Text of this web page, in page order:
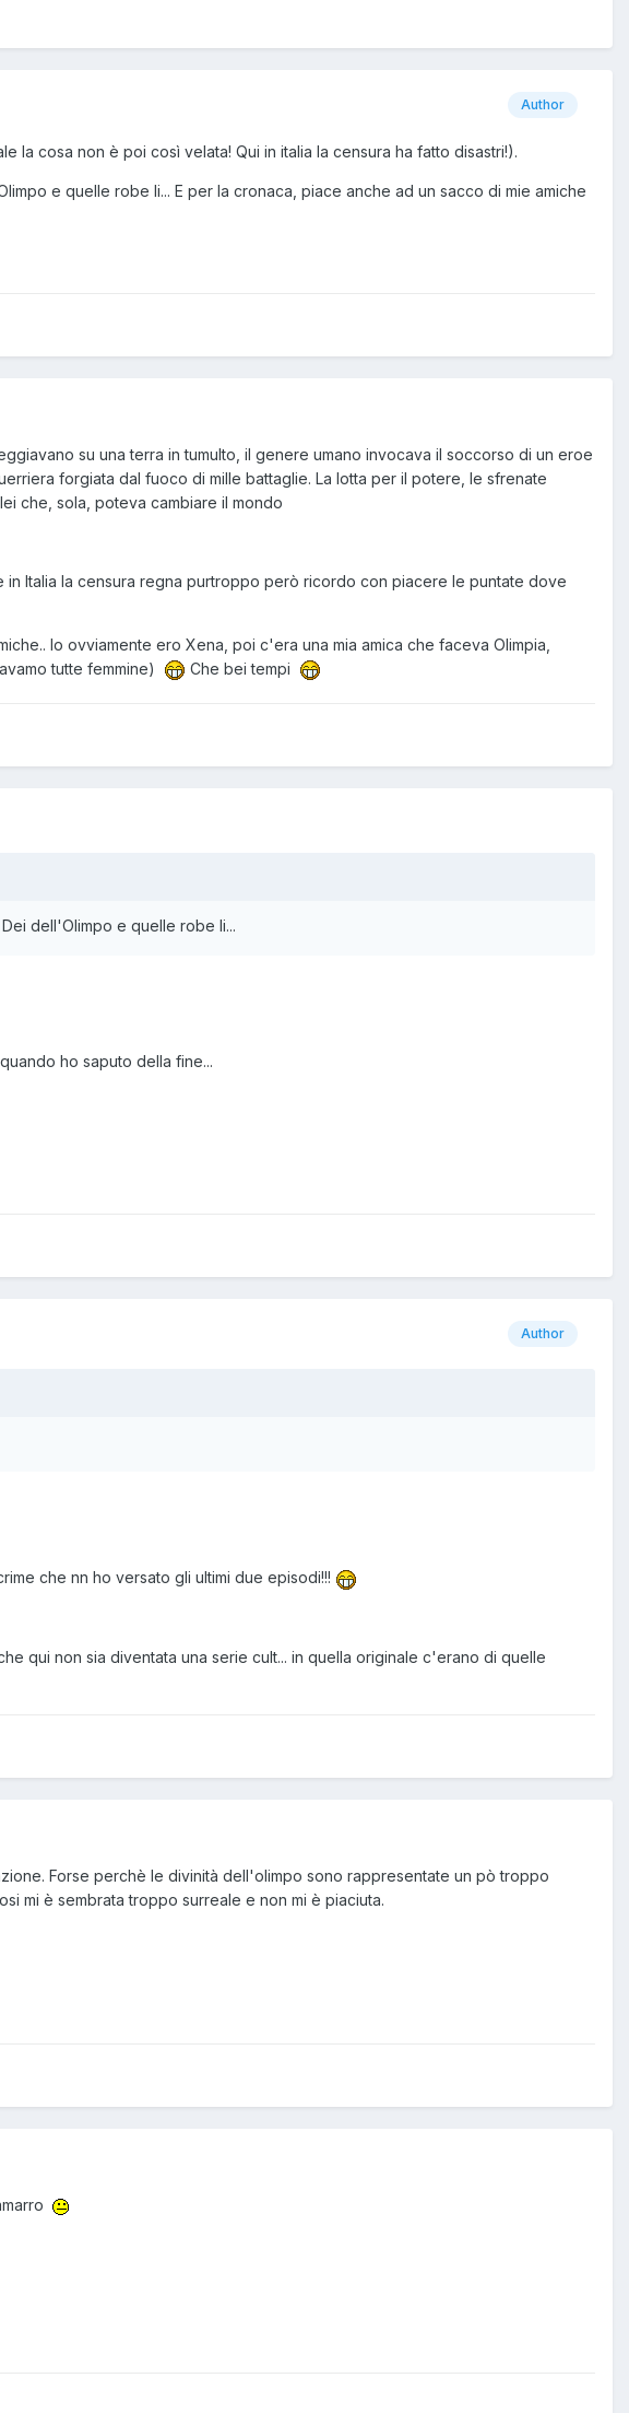
Author
la cosa non è poi così velata! Qui in italia la censura ha fatto disastri!).
e quelle robe li... E per la cronaca, piace anche ad un sacco di mie amiche
su una terra in tumulto, il genere umano invocava il soccorso di un eroe
forgiata dal fuoco di mille battaglie. La lotta per il potere, le sfrenate
che, sola, poteva cambiare il mondo
Italia la censura regna purtroppo però ricordo con piacere le puntate dove
Io ovviamente ero Xena, poi c'era una mia amica che faceva Olimpia,
tutte femmine)
Che bei tempi
dell'Olimpo e quelle robe li...
ho saputo della fine...
Author
che nn ho versato gli ultimi due episodi!!!
qui non sia diventata una serie cult... in quella originale c'erano di quelle
Forse perchè le divinità dell'olimpo sono rappresentate un pò troppo
mi è sembrata troppo surreale e non mi è piaciuta.